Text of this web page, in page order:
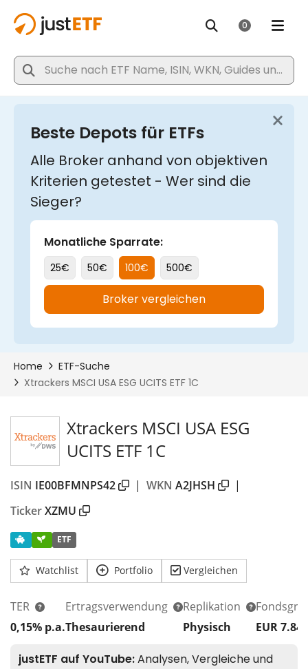
Xtrackers MSCI USA ESG
UCITS ETF 1C
ISIN IE00BFMNPS42 | WKN A2JHSH
|
TickerXZMU
ETF
Watchlist Portfolio Vergleichen
TER
0,15% p.a.
Ertragsverwendung
Thesaurierend
Replikation
Physisch
EUR